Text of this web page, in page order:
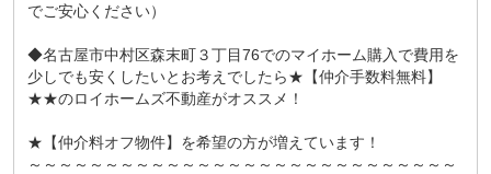
でご安心ください）
◆名古屋市中村区森末町３丁目76でのマイホーム購入で費用を
少しでも安くしたいとお考えでしたら★【仲介手数料無料】
★★のロイホームズ不動産がオススメ！
★【仲介料オフ物件】を希望の方が増えています！
～～～～～～～～～～～～～～～～～～～～～～～～～～～～